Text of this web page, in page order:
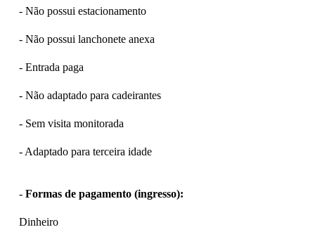
- Não possui estacionamento
- Não possui lanchonete anexa
- Entrada paga
- Não adaptado para cadeirantes
- Sem visita monitorada
- Adaptado para terceira idade
- Formas de pagamento (ingresso):
Dinheiro